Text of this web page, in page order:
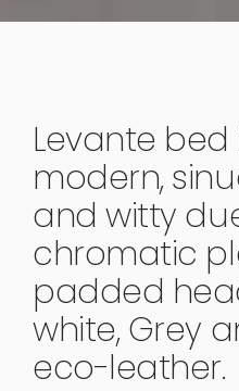
Levante bed
modern,
and witty
chromatic
padded
white, Grey
eco-leather.